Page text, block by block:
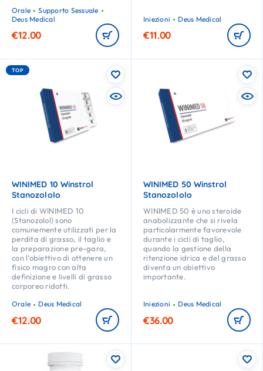
Orale
Supporto Sessuale
Deus Medical
€12.00
Iniezioni Deus Medical
€11.00
TOP
WINIMED 10 Winstrol
Stanozololo
I cicli di WINIMED 10
(Stanozolol) sono
comunemente utilizzati per la
perdita di grasso, il taglio e
la preparazione pre-gara,
con l’obiettivo di ottenere un
fisico magro con alta
definizione e livelli di grasso
corporeo ridotti.
Orale Deus Medical
€12.00
WINIMED 50 Winstrol
Stanozololo
WINIMED 50 è uno steroide
anabolizzante che si rivela
particolarmente favorevole
durante i cicli di taglio,
quando la gestione della
ritenzione idrica e del grasso
diventa un obiettivo
importante.
Iniezioni Deus Medical
€36.00